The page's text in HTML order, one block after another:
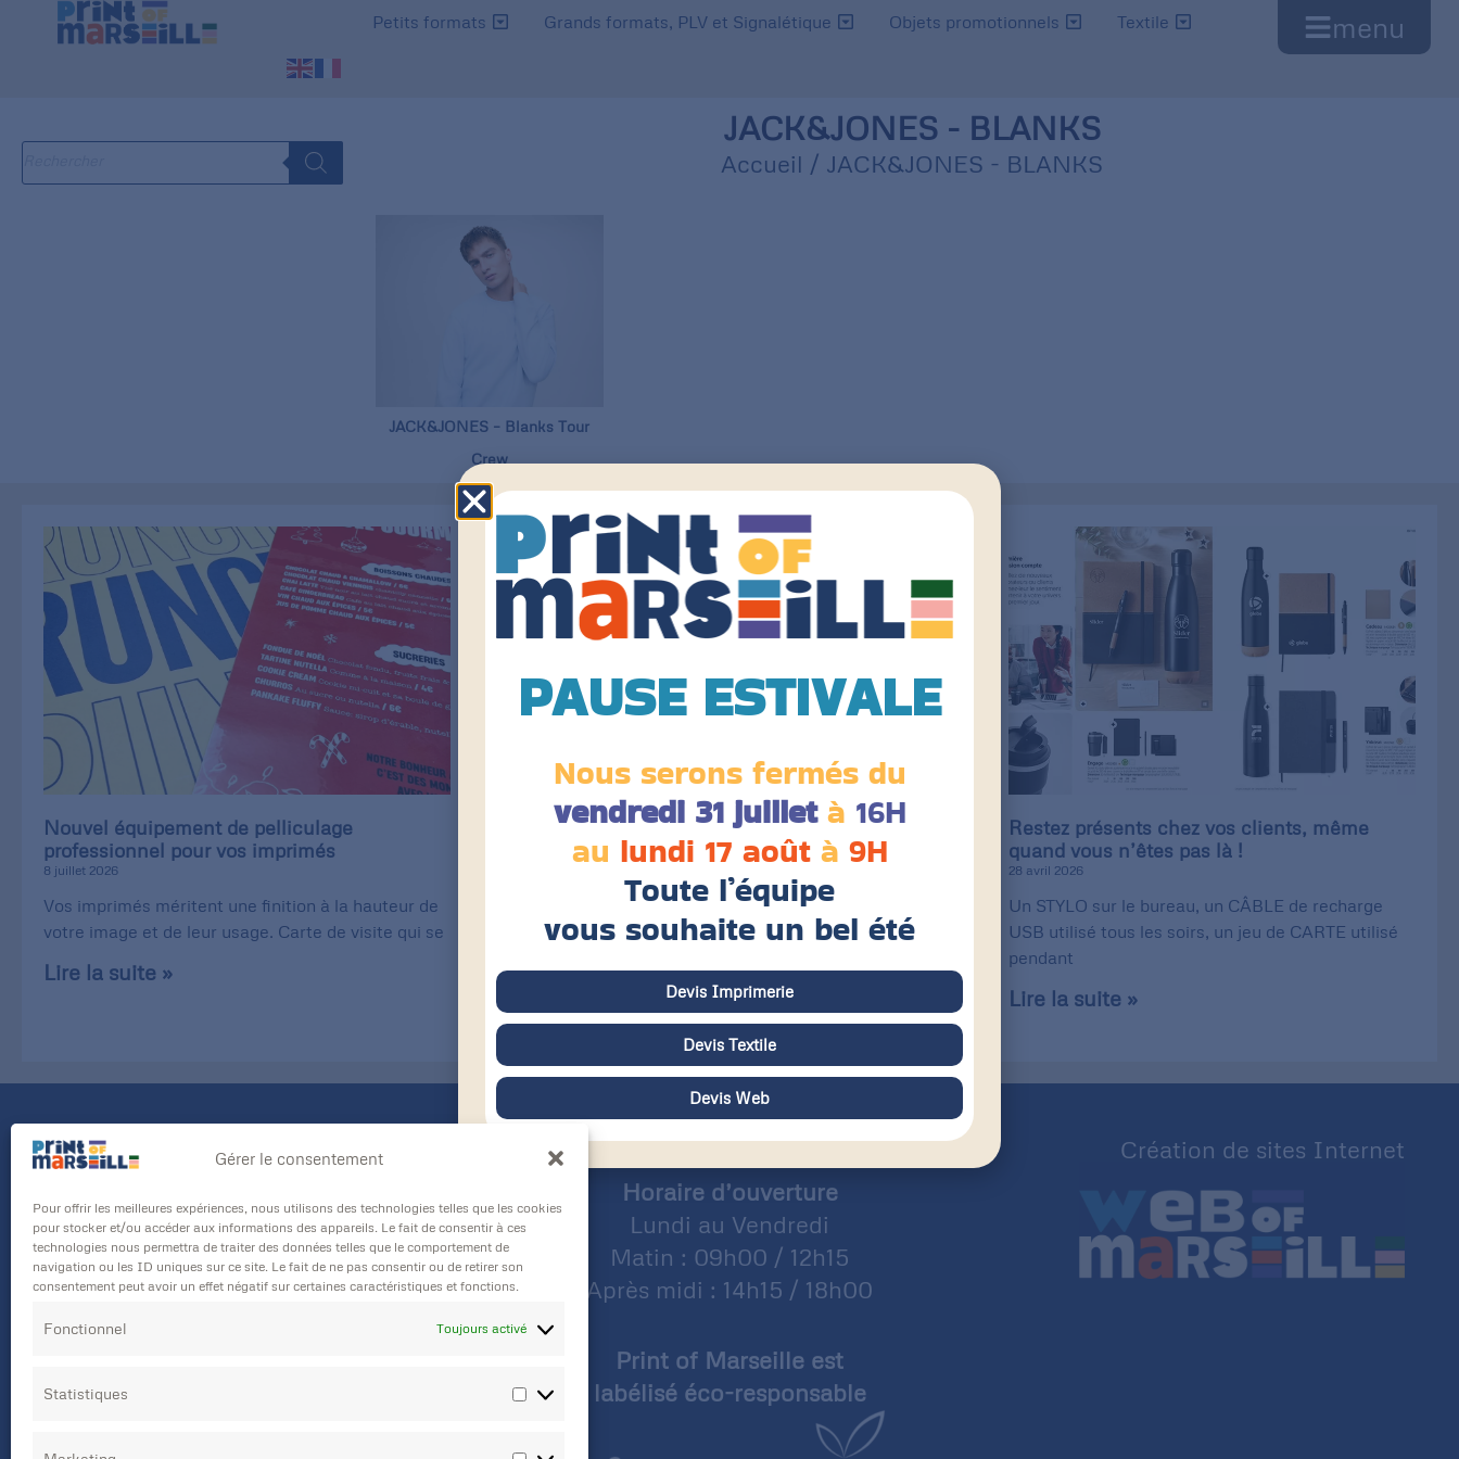
Gérer le consentement
Pour offrir les meilleures expériences, nous utilisons des technologies telles que les cookies
pour stocker et/ou accéder aux informations des appareils. Le fait de consentir à ces
technologies nous permettra de traiter des données telles que le comportement de
navigation ou les ID uniques sur ce site. Le fait de ne pas consentir ou de retirer son
consentement peut avoir un effet négatif sur certaines caractéristiques et fonctions.
Fonctionnel Toujours activé
Statistiques
Petits formats Grands formats, PLV et Signalétique Objets promotionnels Textile menu
JACK&JONES - BLANKS
Accueil / JACK&JONES - BLANKS
JACK&JONES – Blanks Tour
Crew
Nouvel équipement de pelliculage
professionnel pour vos imprimés
8 juillet 2026
Vos imprimés méritent une finition à la hauteur de
votre image et de leur usage. Carte de visite qui se
Lire la suite »
Stanley/Stella débarque chez Print of
Marseille
Un textile éco-responsable, une qualité de
marquage au top. La célèbre Stanley/Stella intègre
Lire la suite »
Restez présents chez vos clients, même
quand vous n’êtes pas là !
28 avril 2026
Un STYLO sur le bureau, un CÂBLE de recharge
USB utilisé tous les soirs, un jeu de CARTE utilisé
pendant
Lire la suite »
Adresse
13006 Marseille
Téléphone
04 91 47 94 04
Horaire d’ouverture
Lundi au Vendredi
Matin : 09h00 / 12h15
Après midi : 14h15 / 18h00
Print of Marseille est
labélisé éco-responsable
Création de sites Internet
PAUSE ESTIVALE
Nous serons fermés du
vendredi 31 juilletà 16H
au lundi 17 aoûtà 9H
Toute l’équipe
vous souhaite un bel été
Devis Imprimerie
Devis Textile
Devis Web